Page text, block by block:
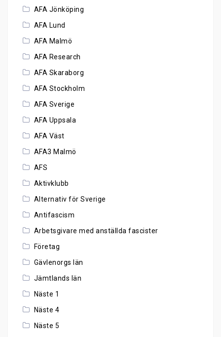
AFA Jönköping
AFA Lund
AFA Malmö
AFA Research
AFA Skaraborg
AFA Stockholm
AFA Sverige
AFA Uppsala
AFA Väst
AFA3 Malmö
AFS
Aktivklubb
Alternativ för Sverige
Antifascism
Arbetsgivare med anställda fascister
Företag
Gävlenorgs län
Jämtlands län
Näste 1
Näste 4
Näste 5